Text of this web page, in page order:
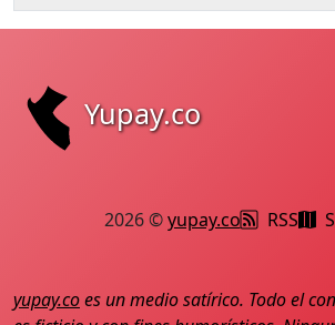
Yupay.co
2026 ©yupay.co RSS
yupay.coes un medio satírico. Todo el